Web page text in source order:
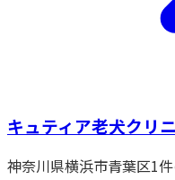
キュティア老犬クリ
神奈川県横浜市青葉区1